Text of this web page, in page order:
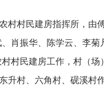
村民建房指挥所，由
肖振华、陈学云、李
村民建房工作，村（
村、六角村、砚溪村